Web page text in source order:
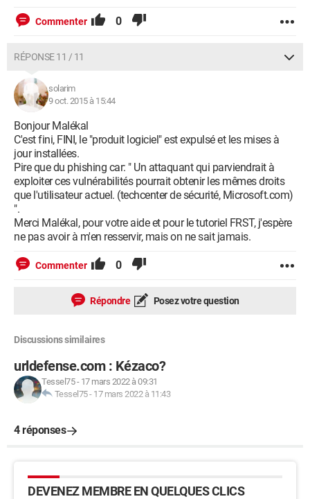
Commenter 0
RÉPONSE 11 / 11
solarim
9 oct. 2015 à 15:44
Bonjour Malékal
C'est fini, FINI, le "produit logiciel" est expulsé et les mises à
jour installées.
Pire que du phishing car: " Un attaquant qui parviendrait à
exploiter ces vulnérabilités pourrait obtenir les mêmes droits
que l'utilisateur actuel. (techcenter de sécurité, Microsoft.com)
".
Merci Malékal, pour votre aide et pour le tutoriel FRST, j'espère
ne pas avoir à m'en resservir, mais on ne sait jamais.
Commenter 0
Répondre Posez votre question
Discussions similaires
urldefense.com : Kézaco?
Tessel75- 17 mars 2022 à 09:31
Tessel75- 17 mars 2022 à 11:43
4 réponses
DEVENEZ MEMBRE EN QUELQUES CLICS